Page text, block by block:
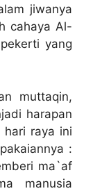
jiwanya
cahaya Al-
yang
muttaqin,
harapan
hari raya ini
:
ma`af
manusia